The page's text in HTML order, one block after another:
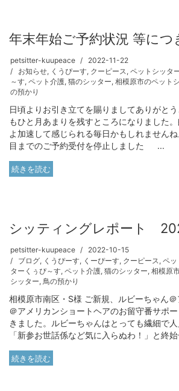
年末年始ご予約状況 等につ
petsitter-kuupeace
2022-11-22
お知らせ, くうぴーす, クーピース , ペットシッタ
～す, ペット介護, 猫のシッター, 相模原市のペット
の預かり
日頃よりお引き立てを賜りましてありがと
もひと月あまりを残すところになりました
よ加速して感じられる毎日かもしれません
目までのご予約受付を停止しました ...
続きを読む
シッティングレポート
petsitter-kuupeace
2022-10-15
ブログ, くうぴーす, くーぴーす, クーピース , ペッ
ターくぅぴ～す, ペット介護, 猫のシッター, 相模原
シッター, 鳥の預かり
相模原市南区・S様 ご新規、ルビーちゃん
＠アメリカンショートヘアのお留守番サポ
きました。ルビーちゃんはとっても繊細で人
「新参お世話係など気に入らぬわ！」と終
続きを読む